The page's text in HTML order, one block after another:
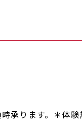
承ります。＊体験